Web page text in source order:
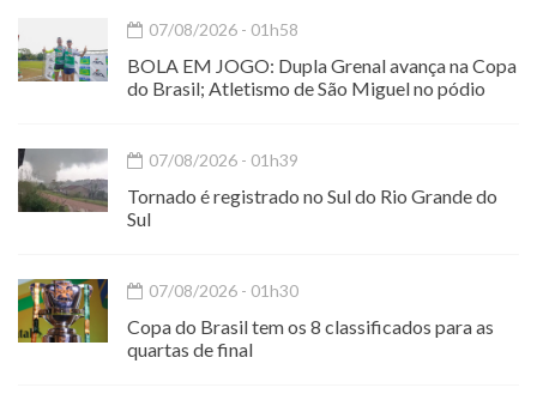
07/08/2026 - 01h58
BOLA EM JOGO: Dupla Grenal avança na Copa
do Brasil; Atletismo de São Miguel no pódio
07/08/2026 - 01h39
Tornado é registrado no Sul do Rio Grande do
Sul
07/08/2026 - 01h30
Copa do Brasil tem os 8 classificados para as
quartas de final